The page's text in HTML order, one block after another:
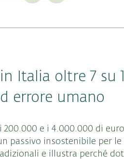
Italia oltre 7 su
errore umano
e i 4.000.000 di
passivo insostenibile per le
e illustra perché